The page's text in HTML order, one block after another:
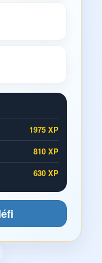
1975 XP
810 XP
630 XP